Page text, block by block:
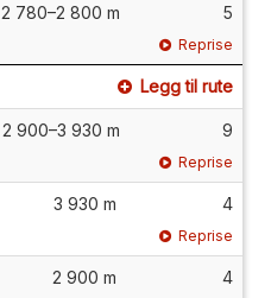
2 780–2 800 m 5
Reprise
Legg til rute
2 900–3 930 m 9
Reprise
3 930 m 4
Reprise
2 900 m 4